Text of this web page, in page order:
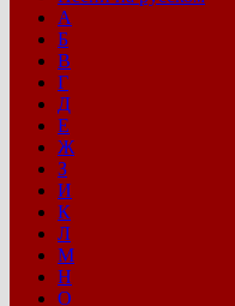
А
Б
В
Г
Д
Е
Ж
З
И
К
Л
М
Н
О